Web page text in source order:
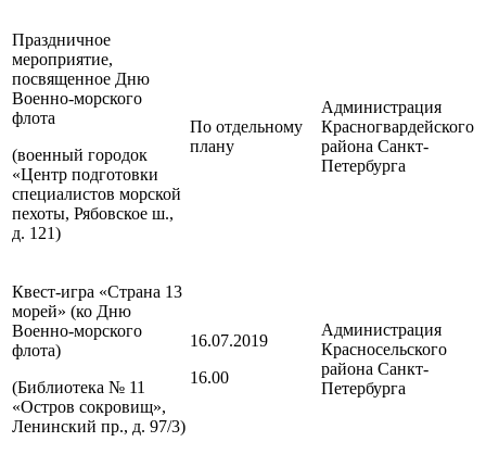
Праздничное
мероприятие,
посвященное Дню
Военно-морского
флота
(военный городок
«Центр подготовки
специалистов морской
пехоты, Рябовское ш.,
д. 121)
По отдельному
плану
Администрация
Красногвардейского
района Санкт-
Петербурга
Квест-игра «Страна 13
морей» (ко Дню
Военно-морского
флота)
(Библиотека № 11
«Остров сокровищ»,
Ленинский пр., д. 97/3)
16.07.2019
16.00
Администрация
Красносельского
района Санкт-
Петербурга